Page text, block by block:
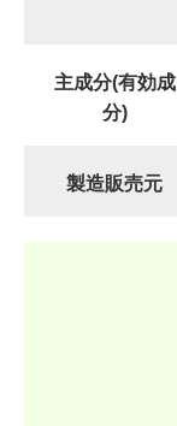
主成分(有効成
分)
製造販売元